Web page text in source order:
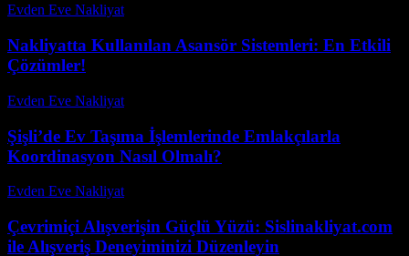
Evden Eve Nakliyat-
Nakliyatta Kullanılan Asansör Sistemleri: En Etkili
Çözümler!
Evden Eve Nakliyat
Şişli’de Ev Taşıma İşlemlerinde Emlakçılarla
Koordinasyon Nasıl Olmalı?
Evden Eve Nakliyat
Çevrimiçi Alışverişin Güçlü Yüzü: Sislinakliyat.com
ile Alışveriş Deneyiminizi Düzenleyin